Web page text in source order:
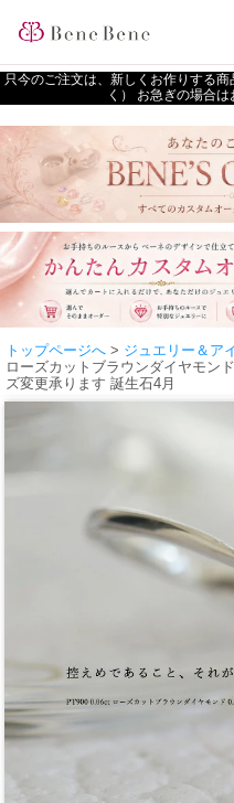
只今のご注文は、新しくお作りする商
く） お急ぎの場合
トップページへ > ジュエリー＆ア
ローズカットブラウンダイヤモン
ズ変更承ります 誕生石4月